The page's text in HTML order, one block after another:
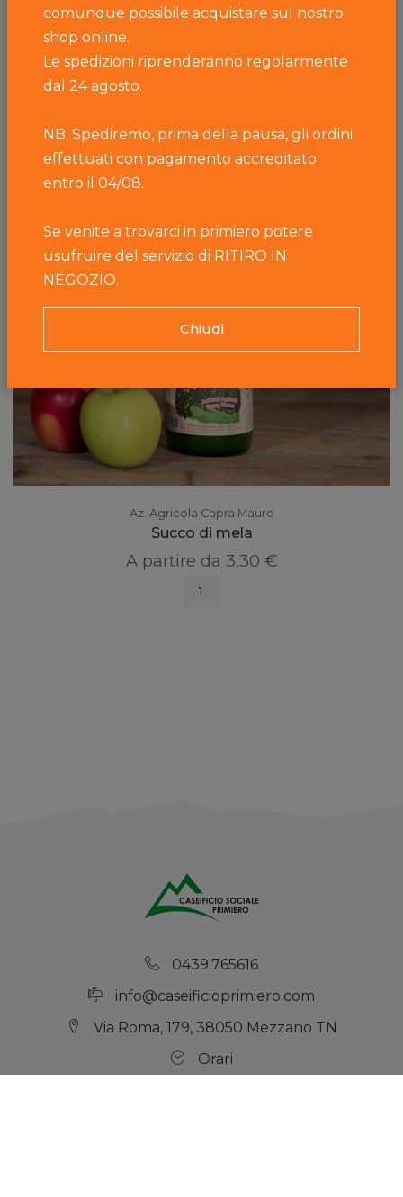
Mostrando 1–1 di 1 risultati
Az. Agricola Capra Mauro
Succo di mela
A partire da 3,30 €
1
0439.765616
info@caseificioprimiero.com
Via Roma, 179, 38050 Mezzano TN
Orari
comunque possibile acquistare sul nostro
shop online.
Le spedizioni riprenderanno regolarmente
dal 24 agosto.
NB. Spediremo, prima della pausa, gli ordini
effettuati con pagamento accreditato
entro il 04/08.
Se venite a trovarci in primiero potere
usufruire del servizio di RITIRO IN
NEGOZIO.
Chiudi